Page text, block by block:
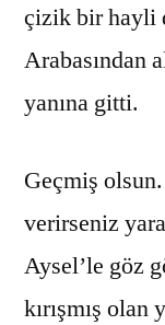
çizik bir hayli
Arabasından
yanına gitti.
Geçmiş
verirseniz
Aysel’le göz
kırışmış